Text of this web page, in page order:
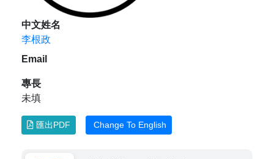
中文姓名
李根政
Email
專長
未填
匯出PDF Change To English